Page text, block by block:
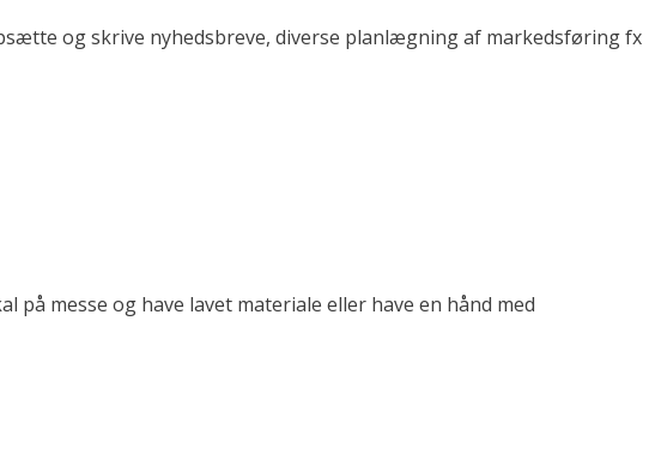
og skrive nyhedsbreve, diverse planlægning af markedsføring fx
messe og have lavet materiale eller have en hånd med